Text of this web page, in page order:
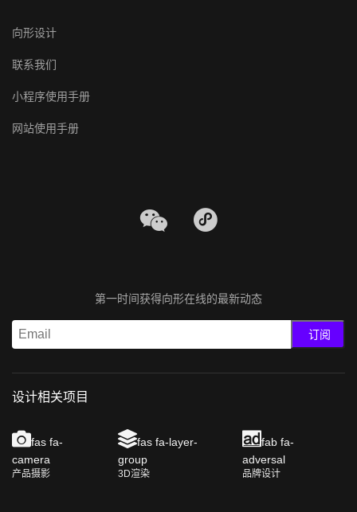
向形设计
联系我们
小程序使用手册
网站使用手册
第一时间获得向形在线的最新动态
订阅
设计相关项目
fas fa-
camera
产品摄影
fas fa-layer-
group
3D渲染
fab fa-
adversal
品牌设计